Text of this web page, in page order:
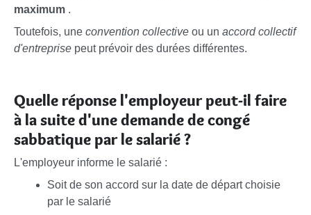
maximum .
Toutefois, une convention collective ou un accord collectif
d'entreprise peut prévoir des durées différentes.
Quelle réponse l'employeur peut-il faire
à la suite d'une demande de congé
sabbatique par le salarié ?
L'employeur informe le salarié :
Soit de son accord sur la date de départ choisie
par le salarié